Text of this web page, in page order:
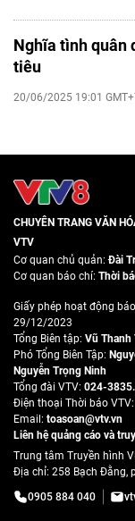
Nghĩa tình quân
tiêu
20/06/2025 19:01
CHUYÊN TRANG VĂN
VTV
Cơ quan chủ quản:Đài
Cơ quan báo chí: Thời
Giấy phép hoạt động
29/12/2023
Tổng Biên tập: Vũ Thanh
Phó Tổng Biên Tập:
Nguyễn Trọng Ninh
Tổng đài VTV: 024-
Ðiện thoại Thời báo VTV:
Email: toasoan@vtv.vn
Liên hệ quảng cáo và
Trung tâm Truyền hình
Địa chỉ: 258 Bạch Đằng,
0905 884 040